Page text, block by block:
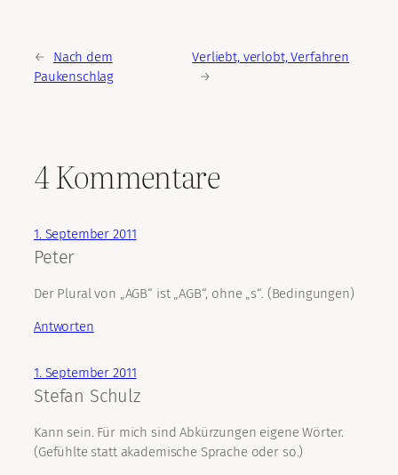
←
Nach dem
Paukenschlag
Verliebt, verlobt, Verfahren
→
4 Kommentare
1. September 2011
Peter
Der Plural von „AGB“ ist „AGB“, ohne „s“. (Bedingungen)
Antworten
1. September 2011
Stefan Schulz
Kann sein. Für mich sind Abkürzungen eigene Wörter.
(Gefühlte statt akademische Sprache oder so.)